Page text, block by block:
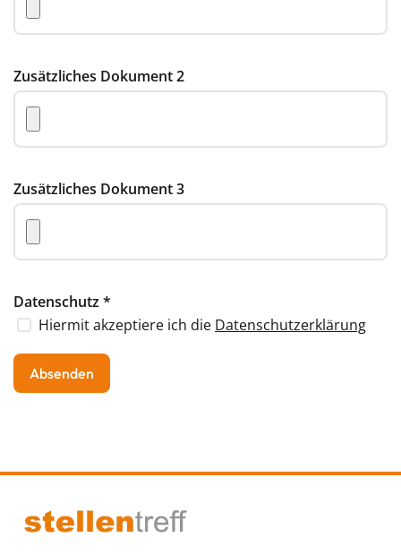
Zusätzliches Dokument 2
Zusätzliches Dokument 3
Datenschutz*
Hiermit akzeptiere ich die Datenschutzerklärung